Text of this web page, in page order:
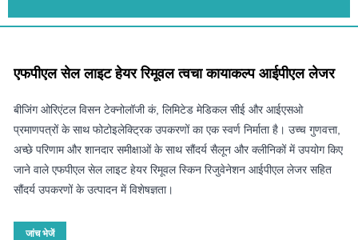
एफपीएल सेल लाइट हेयर रिमूवल त्वचा कायाकल्प आईपीएल लेजर
बीजिंग ओरिएंटल विसन टेक्नोलॉजी कं, लिमिटेड मेडिकल सीई और आईएसओ
प्रमाणपत्रों के साथ फोटोइलेक्ट्रिक उपकरणों का एक स्वर्ण निर्माता है। उच्च गुणवत्ता,
अच्छे परिणाम और शानदार समीक्षाओं के साथ सौंदर्य सैलून और क्लीनिकों में उपयोग किए
जाने वाले एफपीएल सेल लाइट हेयर रिमूवल स्किन रिजुवेनेशन आईपीएल लेजर सहित
सौंदर्य उपकरणों के उत्पादन में विशेषज्ञता।
जांच भेजें